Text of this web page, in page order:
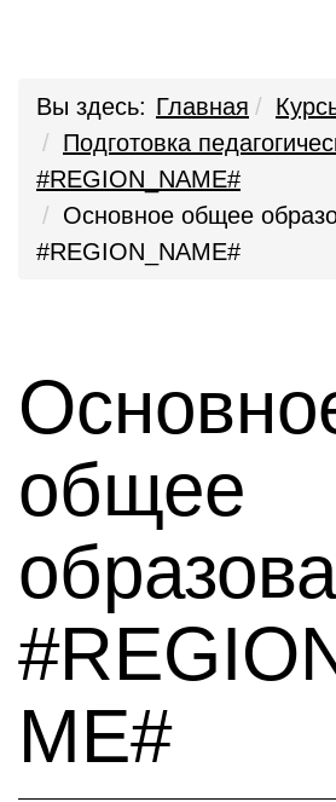
Вы здесь: Главная
Подготовка
#REGION_NAME#
Основное общее
#REGION_NAME#
общее
ME#